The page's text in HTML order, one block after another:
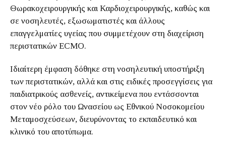
Θωρακοχειρουργικής και Καρδιοχειρουργικής, καθώς και
σε νοσηλευτές, εξωσωματιστές και άλλους
επαγγελματίες υγείας που συμμετέχουν στη διαχείριση
περιστατικών ECMO.
Ιδιαίτερη έμφαση δόθηκε στη νοσηλευτική υποστήριξη
των περιστατικών, αλλά και στις ειδικές προσεγγίσεις για
παιδιατρικούς ασθενείς, αντικείμενα που εντάσσονται
στον νέο ρόλο του Ωνασείου ως Εθνικού Νοσοκομείου
Μεταμοσχεύσεων, διευρύνοντας το εκπαιδευτικό και
κλινικό του αποτύπωμα.